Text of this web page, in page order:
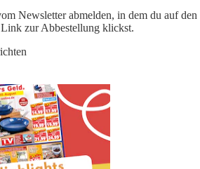
Newsletter abmelden, in dem du auf den
zur Abbestellung klickst.